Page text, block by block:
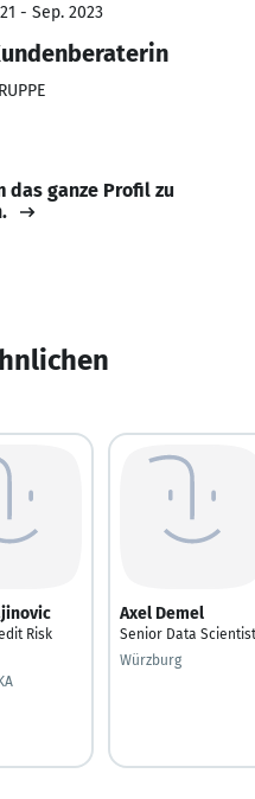
- Sep. 2023
das ganze Profil zu
Risk
Axel Demel
Senior Data Scientist
Würzburg